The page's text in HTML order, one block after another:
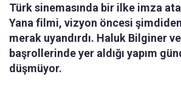
Türk sinemasında bir ilke imza
Yana filmi, vizyon öncesi
merak uyandırdı. Haluk Bilginer
başrollerinde yer aldığı yapım
düşmüyor.